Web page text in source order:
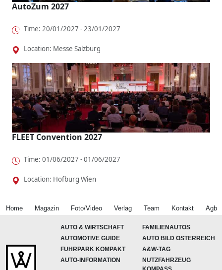
AutoZum 2027
Time: 20/01/2027 - 23/01/2027
Location: Messe Salzburg
FLEET Convention 2027
Time: 01/06/2027 - 01/06/2027
Location: Hofburg Wien
Home Magazin Foto/Video Verlag Team Kontakt Agb
AUTO & WIRTSCHAFT
FAMILIENAUTOS
AUTOMOTIVE GUIDE
AUTO BILD ÖSTERREICH
FUHRPARK KOMPAKT
A&W-TAG
AUTO-INFORMATION
NUTZFAHRZEUG